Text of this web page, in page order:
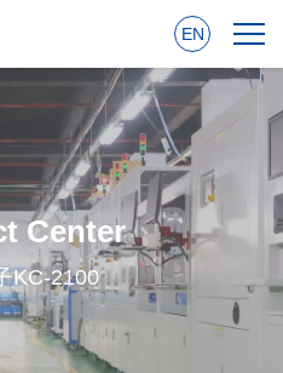
EN
Center
KC-2100